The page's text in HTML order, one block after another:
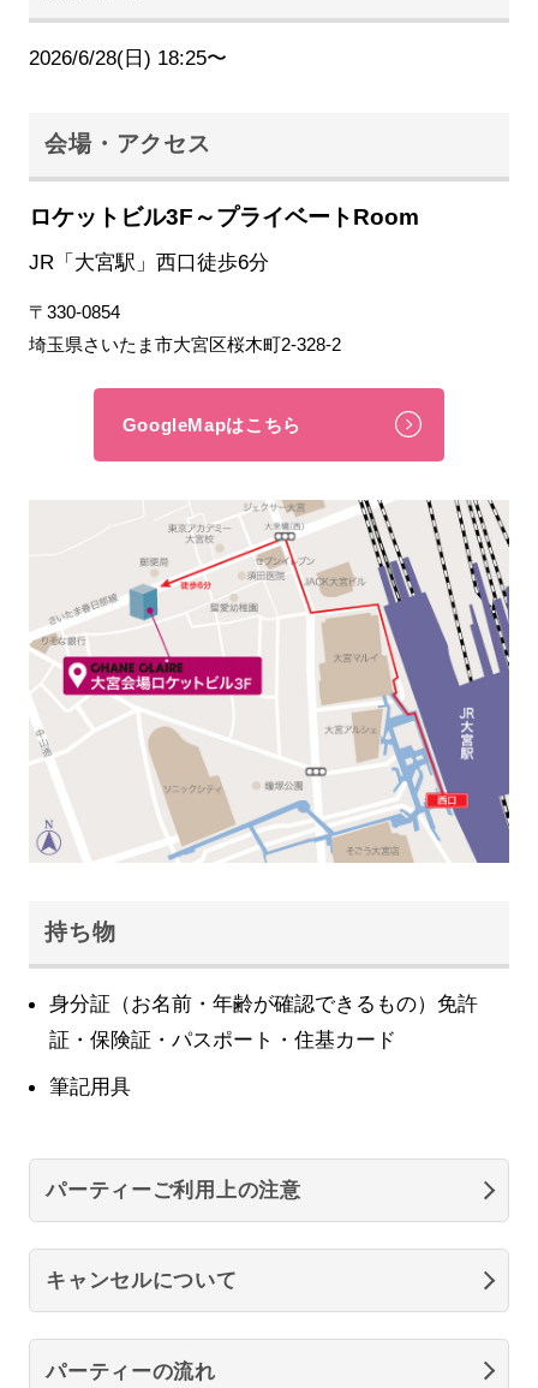
2026/6/28(日) 18:25〜
会場・アクセス
ロケットビル3F～プライベートRoom
JR「大宮駅」西口徒歩6分
〒330-0854
埼玉県さいたま市大宮区桜木町2-328-2
GoogleMapはこちら
持ち物
身分証（お名前・年齢が確認できるもの）免許
証・保険証・パスポート・住基カード
筆記用具
パーティーご利用上の注意
キャンセルについて
パーティーの流れ